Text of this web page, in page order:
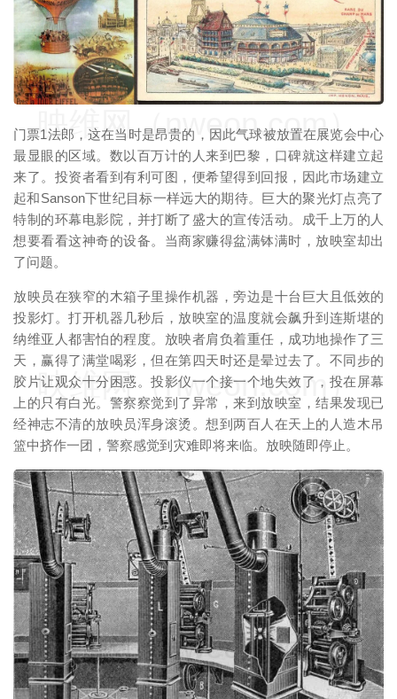
门票1法郎，这在当时是昂贵的，因此气球被放置在展览会中心
最显眼的区域。数以百万计的人来到巴黎，口碑就这样建立起
来了。投资者看到有利可图，便希望得到回报，因此市场建立
起和Sanson下世纪目标一样远大的期待。巨大的聚光灯点亮了
特制的环幕电影院，并打断了盛大的宣传活动。成千上万的人
想要看看这神奇的设备。当商家赚得盆满钵满时，放映室却出
了问题。
放映员在狭窄的木箱子里操作机器，旁边是十台巨大且低效的
投影灯。打开机器几秒后，放映室的温度就会飙升到连斯堪的
纳维亚人都害怕的程度。放映者肩负着重任，成功地操作了三
天，赢得了满堂喝彩，但在第四天时还是晕过去了。不同步的
胶片让观众十分困惑。投影仪一个接一个地失效了，投在屏幕
上的只有白光。警察察觉到了异常，来到放映室，结果发现已
经神志不清的放映员浑身滚烫。想到两百人在天上的人造木吊
篮中挤作一团，警察感觉到灾难即将来临。放映随即停止。
映维网（nweon.com）
映维网（nweon.com）
映维网（nweon.com）